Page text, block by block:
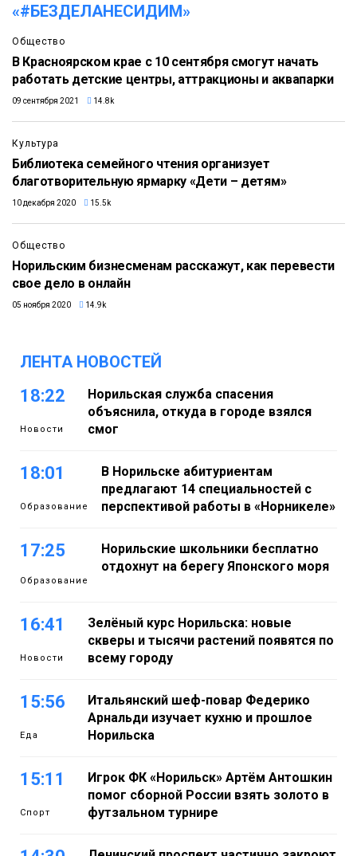
«#БЕЗДЕЛАНЕСИДИМ»
Общество
В Красноярском крае с 10 сентября смогут начать
работать детские центры, аттракционы и аквапарки
09 сентября 2021 14.8k
Культура
Библиотека семейного чтения организует
благотворительную ярмарку «Дети – детям»
10 декабря 2020 15.5k
Общество
Норильским бизнесменам расскажут, как перевести
свое дело в онлайн
05 ноября 2020 14.9k
ЛЕНТА НОВОСТЕЙ
18:22
Новости
Норильская служба спасения
объяснила, откуда в городе взялся
смог
18:01
Образование
В Норильске абитуриентам
предлагают 14 специальностей с
перспективой работы в «Норникеле»
17:25
Образование
Норильские школьники бесплатно
отдохнут на берегу Японского моря
16:41
Новости
Зелёный курс Норильска: новые
скверы и тысячи растений появятся по
всему городу
15:56
Еда
Итальянский шеф-повар Федерико
Арнальди изучает кухню и прошлое
Норильска
15:11
Спорт
Игрок ФК «Норильск» Артём Антошкин
помог сборной России взять золото в
футзальном турнире